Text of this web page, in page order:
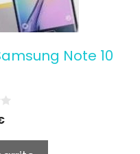
Note 10